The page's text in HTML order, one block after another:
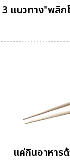
3 แนวทาง"พลิก
แค่กินอาหาร